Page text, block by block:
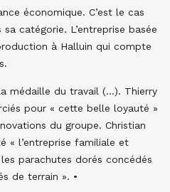
économique. C’est le cas
catégorie. L’entreprise basée
à Halluin qui compte
médaille du travail (…). Thierry
pour « cette belle loyauté »
du groupe. Christian
« l’entreprise familiale et
parachutes dorés concédés
de terrain ». •